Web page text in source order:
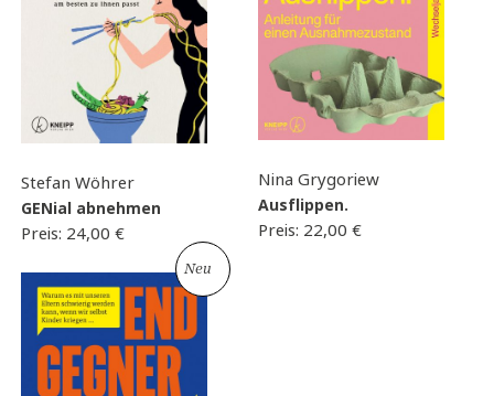
Stefan Wöhrer
GENial abnehmen
Preis: 24,00 €
Nina Grygoriew
Ausflippen.
Preis: 22,00 €
Neu